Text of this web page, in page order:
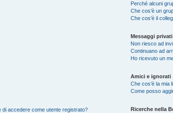
di accedere come utente registrato?
Perché alcuni
Che cos’è un
Che cos’è il
Messaggi privati
Non riesco ad
Continuano ad
Ho ricevuto un
Amici e ignorati
Che cos’è la mia
Come posso
Ricerche nella